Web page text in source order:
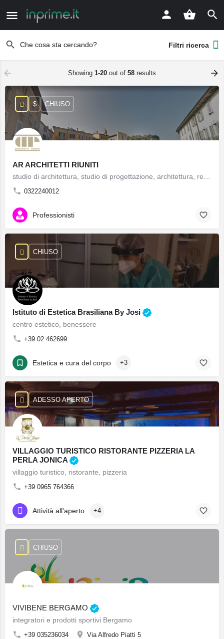
Filtri ricerca
Showing 1-20 out of 58 results
AR ARCHITETTI RIUNITI
0322240012
$ CHIUSO
Professionisti
Istituto di Estetica Brasiliana By Josi
centro estetico, benessere
+39 02 462699
CHIUSO
Estetica e cura del corpo +3
VILLAGGIO TURISTICO RISTORANTE PIZZERIA LA
PERLA JONICA
villaggio turistico, ristorante, pizzeria
+39 0965 764366
ADESSO APERTO
Attività all'aperto +4
VIVIBENE BERGAMO
integratori e prodotti sportivi Bergamo
+39 035236034 Via Alfredo Piatti 5
CHIUSO